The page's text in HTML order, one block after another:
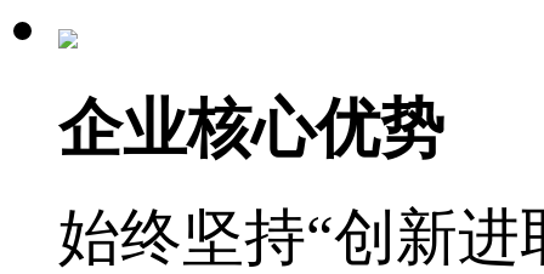
企业核心优势
始终坚持“创新